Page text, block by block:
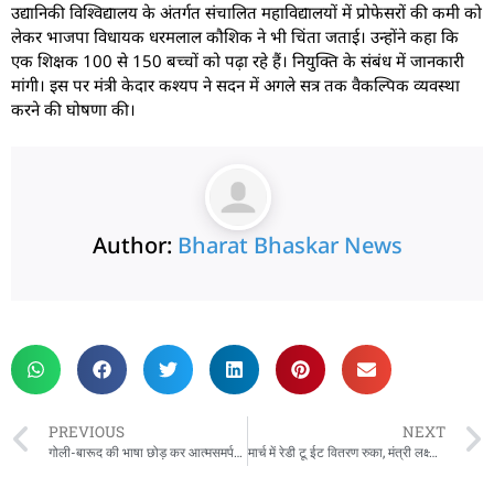
उद्यानिकी विश्विद्यालय के अंतर्गत संचालित महाविद्यालयों में प्रोफेसरों की कमी को
लेकर भाजपा विधायक धरमलाल कौशिक ने भी चिंता जताई। उन्होंने कहा कि
एक शिक्षक 100 से 150 बच्चों को पढ़ा रहे हैं। नियुक्ति के संबंध में जानकारी
मांगी। इस पर मंत्री केदार कश्यप ने सदन में अगले सत्र तक वैकल्पिक व्यवस्था
करने की घोषणा की।
Author: Bharat Bhaskar News
PREVIOUS
गोली-बारूद की भाषा छोड़ कर आत्मसमर्पण करें नक्सली : विष्णुदेव साय
NEXT
मार्च में रेडी टू ईट वितरण रुका, मंत्री लक्ष्मी राजवाड़े घिरीं